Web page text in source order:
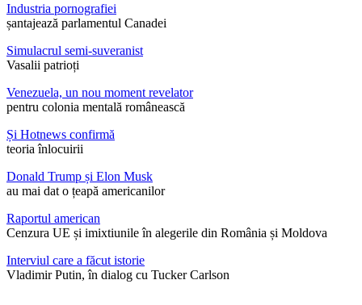
Industria pornografiei
șantajează parlamentul Canadei
Simulacrul semi-suveranist
Vasalii patrioți
Venezuela, un nou moment revelator
pentru colonia mentală românească
Și Hotnews confirmă
teoria înlocuirii
Donald Trump și Elon Musk
au mai dat o țeapă americanilor
Raportul american
Cenzura UE și imixtiunile în alegerile din România și Moldova
Interviul care a făcut istorie
Vladimir Putin, în dialog cu Tucker Carlson